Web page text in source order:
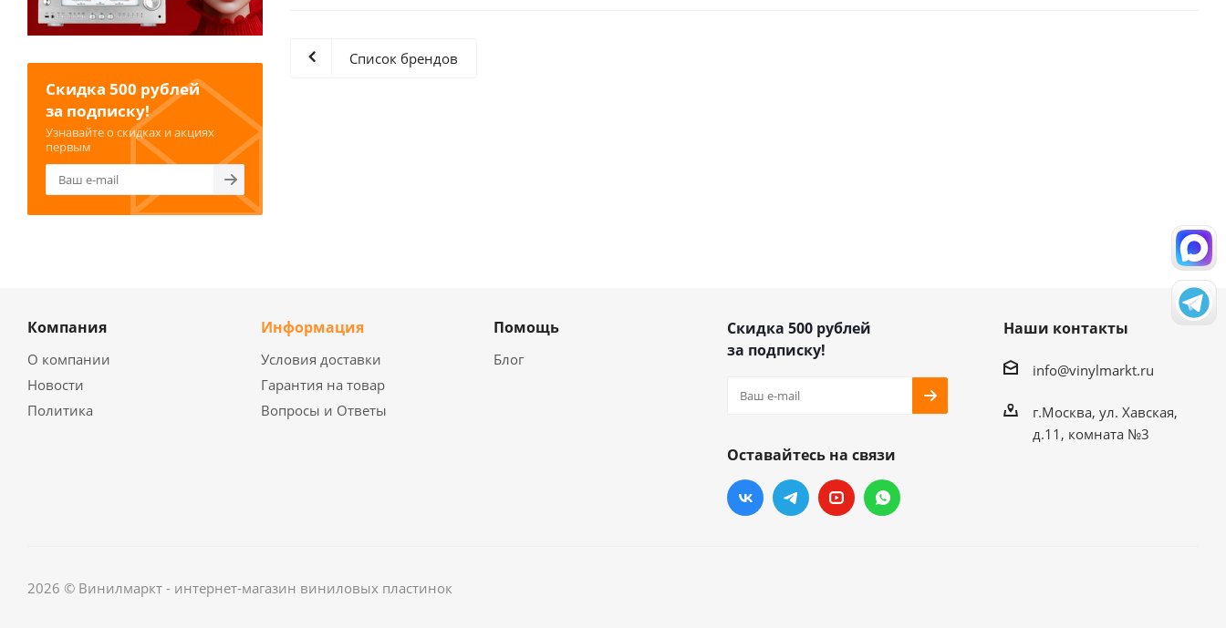
Список брендов
Скидка 500 рублей
за подписку!
Узнавайте о скидках и акциях
первым
Компания
О компании
Новости
Политика
Информация
Условия доставки
Гарантия на товар
Вопросы и Ответы
Помощь
Блог
Скидка 500 рублей
за подписку!
Оставайтесь на связи
Наши контакты
info@vinylmarkt.ru
г.Москва, ул. Хавская,
д.11, комната №3
2026 © Винилмаркт - интернет-магазин виниловых пластинок